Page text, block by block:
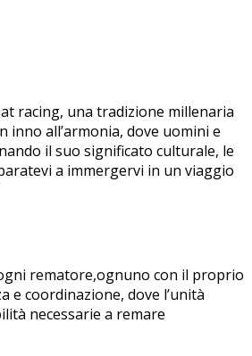
racing, una tradizione millenaria
all’armonia, dove uomini e
il ‍suo significato culturale, le
a ​immergervi in un ​viaggio
rematore,ognuno con il proprio
‌coordinazione, dove⁤ l’unità
necessarie a remare